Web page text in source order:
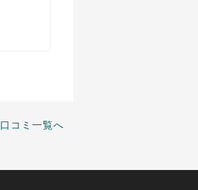
口コミ一覧へ